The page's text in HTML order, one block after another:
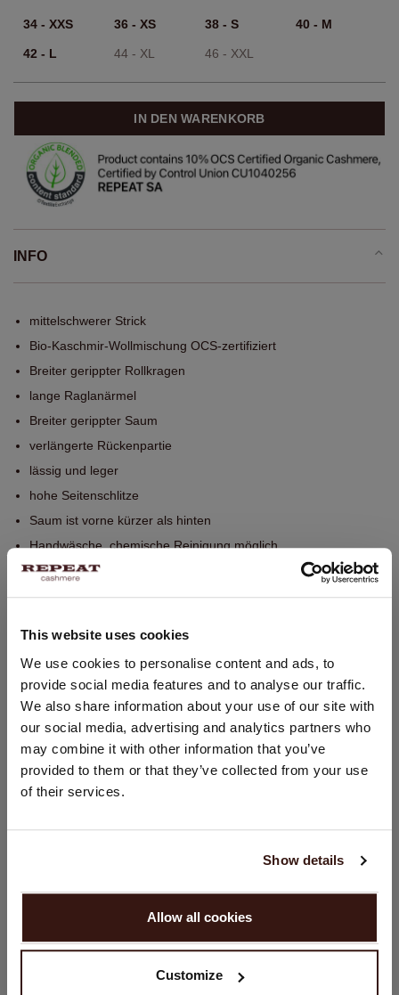
This website uses cookies
We use cookies to personalise content and ads, to
provide social media features and to analyse our traffic.
We also share information about your use of our site with
our social media, advertising and analytics partners who
may combine it with other information that you’ve
provided to them or that they’ve collected from your use
of their services.
Show details
Allow all cookies
Customize
34 - XXS 36 - XS 38 - S 40 - M
42 - L 44 - XL 46 - XXL
IN DEN WARENKORB
INFO
mittelschwerer Strick
Bio-Kaschmir-Wollmischung OCS-zertifiziert
Breiter gerippter Rollkragen
lange Raglanärmel
Breiter gerippter Saum
verlängerte Rückenpartie
lässig und leger
hohe Seitenschlitze
Saum ist vorne kürzer als hinten
Handwäsche, chemische Reinigung möglich
90% Wolle / 10% Bio-Kaschmir
GRÖSSE & SCHNITT
PFLEGEHINWEISE
VERSAND & RÜCKGABE
DAS KÖNNTE IHNEN AUCH GEFALLEN
STANDORT ÄNDERN
Sie besuchen Repeat cashmere von Niederlande (€) aus.
Möchten Sie Ihre Standort aktualisieren?
Vereinigte Staaten ($)
WEITER